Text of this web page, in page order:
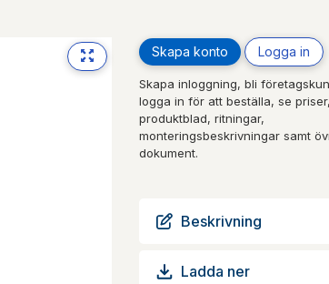
Skapa konto Logga in
Skapa inloggning, bli
logga in för att beställa, se priser,
produktblad, ritningar,
monteringsbeskrivningar samt
dokument.
Beskrivning
Ladda ner